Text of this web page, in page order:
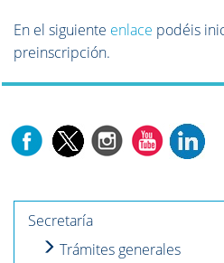
En el siguiente enlace podéis
preinscripción.
Secretaría
Trámites generales